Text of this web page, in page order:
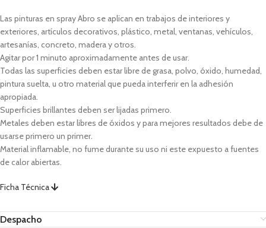
Las pinturas en spray Abro se aplican en trabajos de interiores y
exteriores, artículos decorativos, plástico, metal, ventanas, vehículos,
artesanías, concreto, madera y otros.
Agitar por 1 minuto aproximadamente antes de usar.
Todas las superficies deben estar libre de grasa, polvo, óxido, humedad,
pintura suelta, u otro material que pueda interferir en la adhesión
apropiada.
Superficies brillantes deben ser lijadas primero.
Metales deben estar libres de óxidos y para mejores resultados debe de
usarse primero un primer.
Material inflamable, no fume durante su uso ni este expuesto a fuentes
de calor abiertas.
Ficha Técnica
Despacho